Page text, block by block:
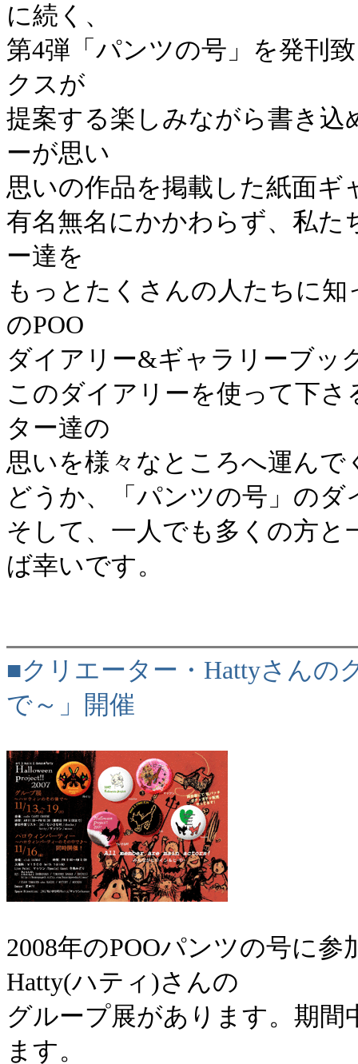
に続く、
第4弾「パンツの号」を発刊
クスが
提案する楽しみながら書き込
ーが思い
思いの作品を掲載した紙面
有名無名にかかわらず、私
ー達を
もっとたくさんの人たちに
のPOO
ダイアリー&ギャラリーブッ
このダイアリーを使って下
ター達の
思いを様々なところへ運ん
どうか、「パンツの号」の
そして、一人でも多くの方
ば幸いです。
■クリエーター・Hattyさんの
で～」開催
2008年のPOOパンツの号に
Hatty(ハティ)さんの
グループ展があります。期
ます。